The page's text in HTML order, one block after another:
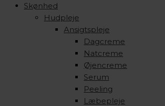
Skønhed
Hudpleje
Ansigtspleje
Dagcreme
Natcreme
Øjencreme
Serum
Peeling
Læbepleje